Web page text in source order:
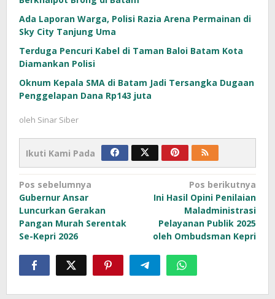
Ada Laporan Warga, Polisi Razia Arena Permainan di
Sky City Tanjung Uma
Terduga Pencuri Kabel di Taman Baloi Batam Kota
Diamankan Polisi
Oknum Kepala SMA di Batam Jadi Tersangka Dugaan
Penggelapan Dana Rp143 juta
oleh Sinar Siber
Ikuti Kami Pada
Navigasi
pos
Pos sebelumnya
Gubernur Ansar
Luncurkan Gerakan
Pangan Murah Serentak
Se-Kepri 2026
Pos berikutnya
Ini Hasil Opini Penilaian
Maladministrasi
Pelayanan Publik 2025
oleh Ombudsman Kepri